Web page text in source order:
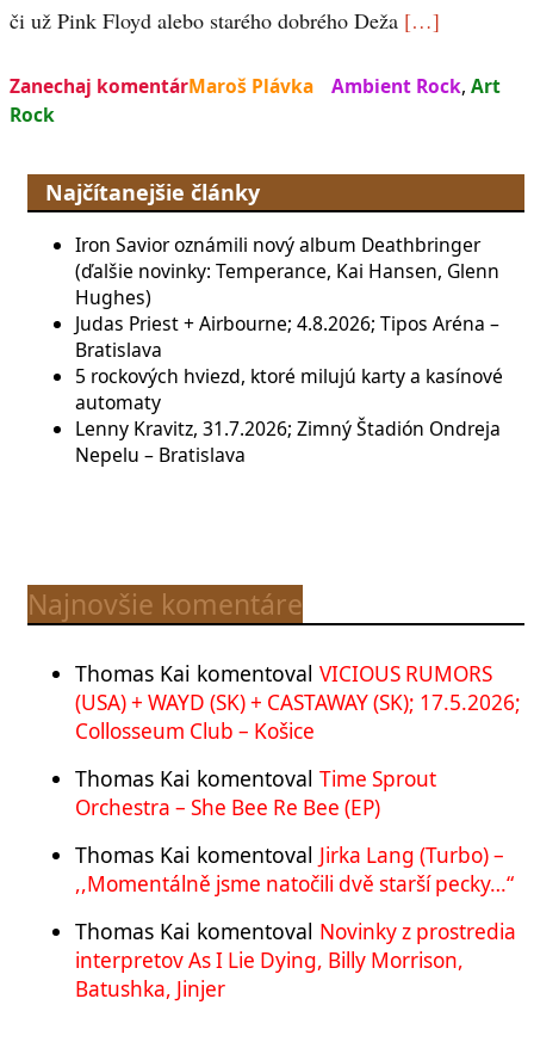
či už Pink Floyd alebo starého dobrého Deža […]
Zanechaj komentárMaroš Plávka Ambient Rock, Art
Rock
Najčítanejšie články
Iron Savior oznámili nový album Deathbringer
(ďalšie novinky: Temperance, Kai Hansen, Glenn
Hughes)
Judas Priest + Airbourne; 4.8.2026; Tipos Aréna –
Bratislava
5 rockových hviezd, ktoré milujú karty a kasínové
automaty
Lenny Kravitz, 31.7.2026; Zimný Štadión Ondreja
Nepelu – Bratislava
Najnovšie komentáre
Thomas Kai komentoval VICIOUS RUMORS
(USA) + WAYD (SK) + CASTAWAY (SK); 17.5.2026;
Collosseum Club – Košice
Thomas Kai komentoval Time Sprout
Orchestra – She Bee Re Bee (EP)
Thomas Kai komentoval Jirka Lang (Turbo) –
,,Momentálně jsme natočili dvě starší pecky…“
Thomas Kai komentoval Novinky z prostredia
interpretov As I Lie Dying, Billy Morrison,
Batushka, Jinjer